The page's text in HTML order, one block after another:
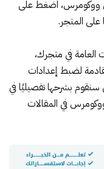
في ووكومرس، اضغط على
على المتجر.
العامة في متجرك،
لضبط إعدادات
سنقوم بشرحها تفصيليًا في
في المقالات